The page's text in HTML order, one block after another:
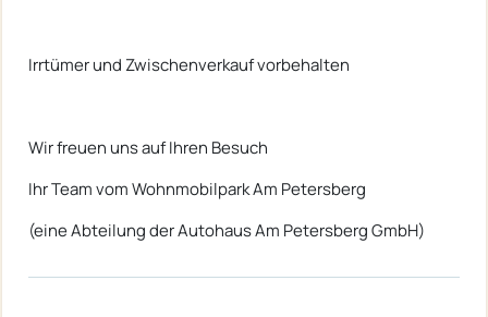
Irrtümer und Zwischenverkauf vorbehalten
Wir freuen uns auf Ihren Besuch
Ihr Team vom Wohnmobilpark Am Petersberg
(eine Abteilung der Autohaus Am Petersberg GmbH)